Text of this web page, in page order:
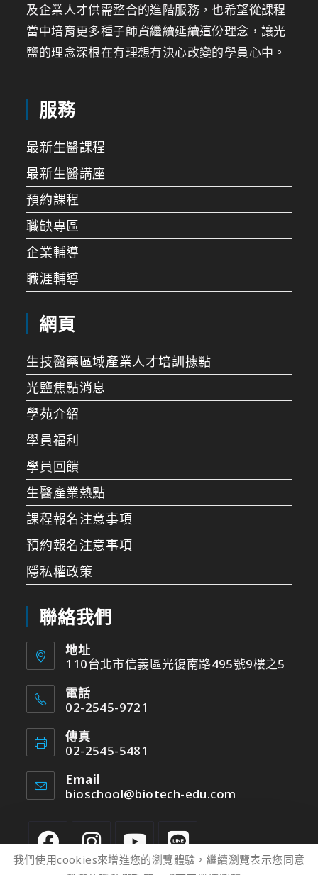
及企業人才供需整合的進階服務，也希望從課程
當中培育更多種子師資繼續延續這份理念，讓光
鹽的理念深根在有理想有決心改變的學員心中。
服務
最新生醫課程
最新生醫講座
預約課程
職缺專區
企業輔導
職涯輔導
網頁
生技醫藥區域產業人才培訓據點
光鹽焦點消息
學苑介紹
學員福利
學員回饋
生醫產業熱點
課程報名注意事項
預約報名注意事項
隱私權政策
聯絡我們
地址
110台北市信義區光復南路495號9樓之5
電話
02-2545-9721
傳真
02-2545-5481
Email
bioschool@biotech-edu.com
我們使用cookies來增進您的瀏覽體驗，繼續瀏覽表示您同意